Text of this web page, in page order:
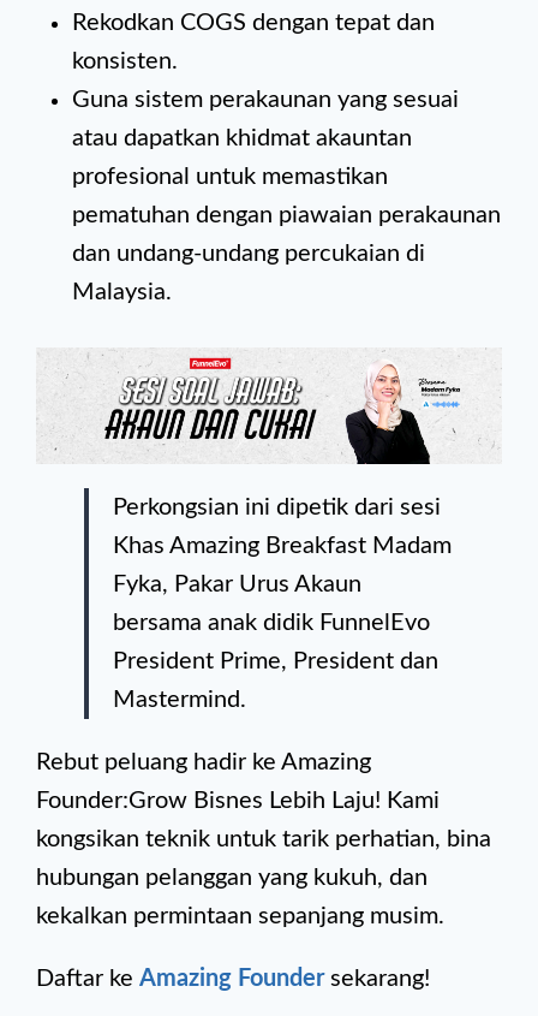
Rekodkan COGS dengan tepat dan
konsisten.
Guna sistem perakaunan yang sesuai
atau dapatkan khidmat akauntan
profesional untuk memastikan
pematuhan dengan piawaian perakaunan
dan undang-undang percukaian di
Malaysia.
Perkongsian ini dipetik dari sesi
Khas Amazing Breakfast Madam
Fyka, Pakar Urus Akaun
bersama anak didik FunnelEvo
President Prime, President dan
Mastermind.
Rebut peluang hadir ke Amazing
Founder:Grow Bisnes Lebih Laju! Kami
kongsikan teknik untuk tarik perhatian, bina
hubungan pelanggan yang kukuh, dan
kekalkan permintaan sepanjang musim.
Daftar ke Amazing Foundersekarang!